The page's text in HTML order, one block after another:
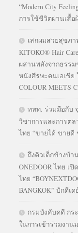
“Modern City
การใช้ชีวิตผ่านเสื้
เสกผมสวยสุขภา
KITOKO® Hair
ผสานพลังจากธรร
หนังศีรษะคนเอเชีย
COLOUR MEETS
ททท. ร่วมมือกับ
วิชาการและการตล
ไทย “ขายได้ ขายดี
ถึงคิวเด็กข้างบ้า
ONEDOOR ไทย
ไทย
BANGKOK” ปักดีเ
กรมบังคับคดี กร
ในการเข้าร่วมงาน